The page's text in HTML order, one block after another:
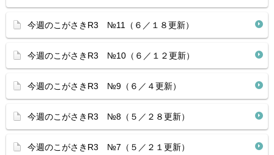
今週のこがさきR3 №11（６／１８更新）
今週のこがさきR3 №10（６／１２更新）
今週のこがさきR3 №9（６／４更新）
今週のこがさきR3 №8（５／２８更新）
今週のこがさきR3 №7（５／２１更新）